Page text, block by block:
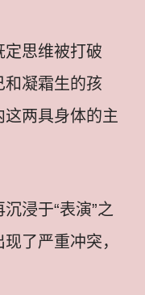
定思维被打破
和凝霜生的孩
两具身体的主
浸于“表演”之
了严重冲突，